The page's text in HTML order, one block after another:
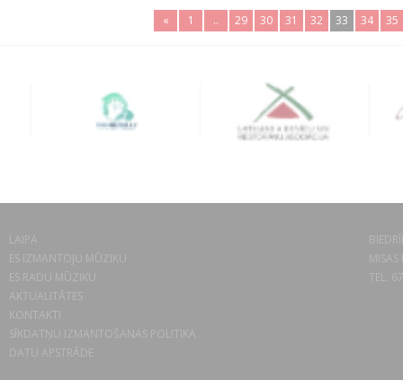
« 1 .. 29 30 31 32 33 34 35
LAIPA
ES IZMANTOJU MŪZIKU
ES RADU MŪZIKU
AKTUALITĀTES
KONTAKTI
SĪKDATŅU IZMANTOŠANAS POLITIKA
DATU APSTRĀDE
TEL.